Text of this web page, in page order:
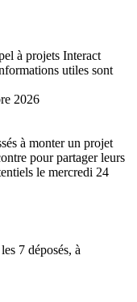
à projets Interact
utiles sont
2026
à monter un projet
pour partager leurs
le mercredi 24
7 déposés, à